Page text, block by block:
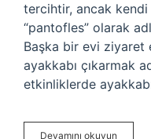
tercihtir, ancak
“pantofles” olarak
Başka bir evi ziyaret
ayakkabı çıkarmak
etkinliklerde
Devamını okuyun